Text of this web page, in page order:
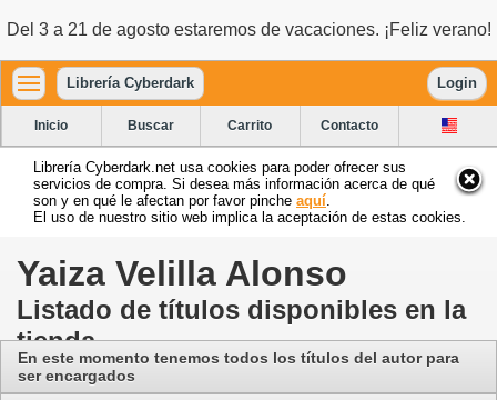
Del 3 a 21 de agosto estaremos de vacaciones. ¡Feliz verano!
Librería Cyberdark Login
Inicio Buscar Carrito Contacto
Librería Cyberdark.net usa cookies para poder ofrecer sus
servicios de compra. Si desea más información acerca de qué
son y en qué le afectan por favor pinche aquí
El uso de nuestro sitio web implica la aceptación de estas cookies.
Yaiza Velilla Alonso
Listado de títulos disponibles en la
tienda
En este momento tenemos todos los títulos del autor para
ser encargados